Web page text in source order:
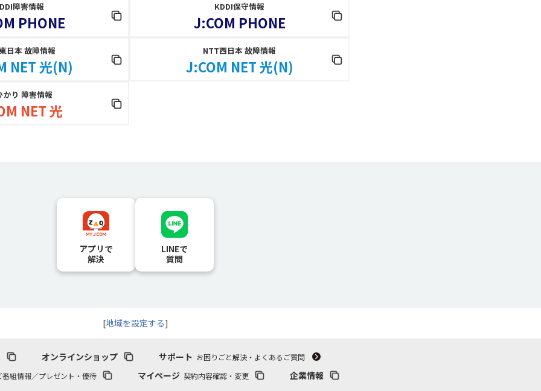
障害情報
PHONE
KDDI保守情報
J:COM PHONE
日本 故障情報
NET 光(N)
NTT西日本 故障情報
J:COM NET 光(N)
かり 障害情報
NET 光
アプリで
解決
LINEで
質問
[地域を設定する]
オンラインショップ サポート お困りごと解決・よくあるご質問
番組情報／プレゼント・優待
マイページ 契約内容確認・変更 企業情報